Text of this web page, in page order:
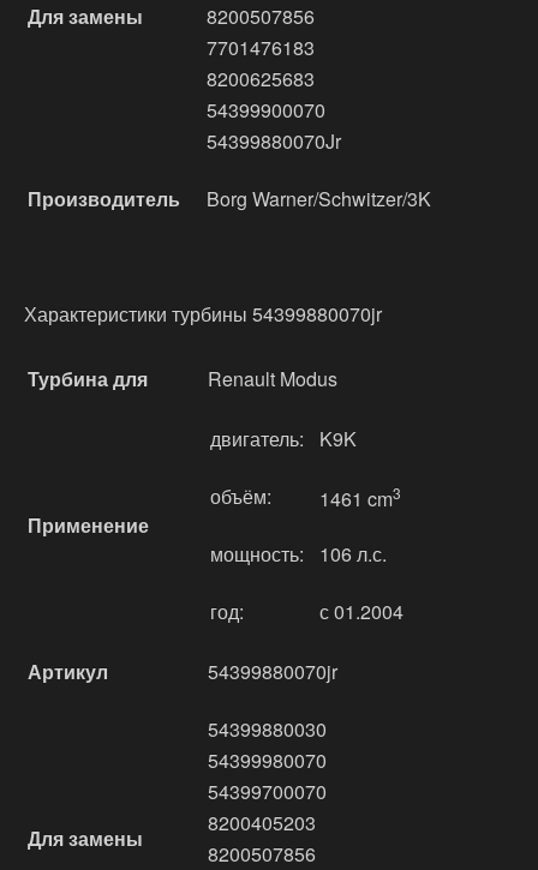
Для замены
8200507856
7701476183
8200625683
54399900070
54399880070Jr
Производитель Borg Warner/Schwitzer/3K
Характеристики турбины 54399880070jr
Турбина для Renault Modus
Применение
двигатель: K9K
объём: 1461 cm3
мощность: 106 л.с.
год: с 01.2004
Артикул 54399880070jr
Для замены
54399880030
54399980070
54399700070
8200405203
8200507856